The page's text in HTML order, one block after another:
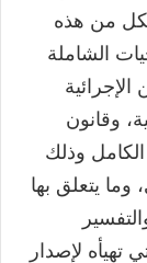
من هذه
الشاملة
وقانون
الكامل وذلك
يتعلق بها
تهيأه لإصدار